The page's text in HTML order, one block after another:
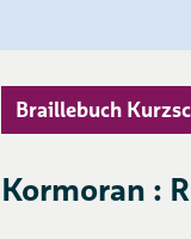
Braillebuch
Kormoran :